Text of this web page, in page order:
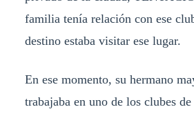
familia tenía relación con ese
destino estaba visitar ese lugar.
En ese momento, su hermano
trabajaba en uno de los clubes